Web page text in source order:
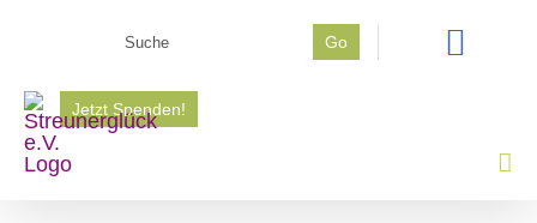
nach:
Go
Jetzt Spenden!